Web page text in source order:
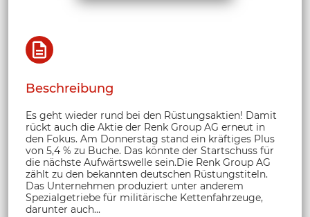
Beschreibung
Es geht wieder rund bei den Rüstungsaktien! Damit
rückt auch die Aktie der Renk Group AG erneut in
den Fokus. Am Donnerstag stand ein kräftiges Plus
von 5,4 % zu Buche. Das könnte der Startschuss für
die nächste Aufwärtswelle sein.Die Renk Group AG
zählt zu den bekannten deutschen Rüstungstiteln.
Das Unternehmen produziert unter anderem
Spezialgetriebe für militärische Kettenfahrzeuge,
darunter auch...